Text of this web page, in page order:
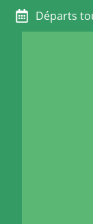
Départs